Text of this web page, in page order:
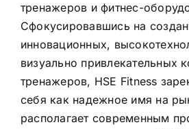
тренажеров и фитнес-
Сфокусировавшись на
инновационных,
визуально привлекательных
тренажеров, HSE Fitness
себя как надежное имя на
располагает современным